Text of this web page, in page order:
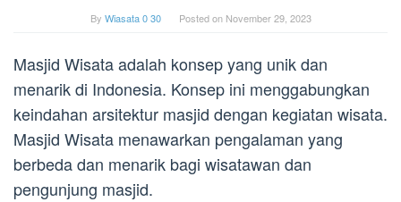
By Wiasata 0 30 Posted on November 29, 2023
Masjid Wisata adalah konsep yang unik dan
menarik di Indonesia. Konsep ini menggabungkan
keindahan arsitektur masjid dengan kegiatan wisata.
Masjid Wisata menawarkan pengalaman yang
berbeda dan menarik bagi wisatawan dan
pengunjung masjid.